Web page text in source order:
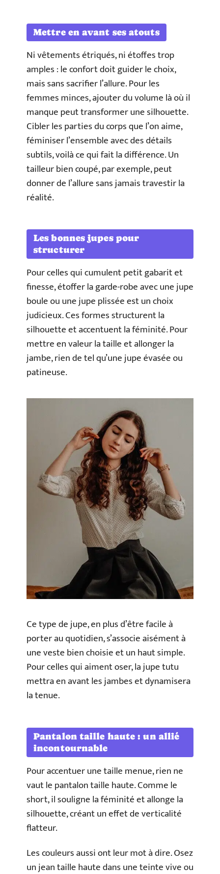
Mettre en avant ses atouts
Ni vêtements étriqués, ni étoffes trop
amples : le confort doit guider le choix,
mais sans sacrifier l’allure. Pour les
femmes minces, ajouter du volume là où il
manque peut transformer une silhouette.
Cibler les parties du corps que l’on aime,
féminiser l’ensemble avec des détails
subtils, voilà ce qui fait la différence. Un
tailleur bien coupé, par exemple, peut
donner de l’allure sans jamais travestir la
réalité.
Les bonnes jupes pour
structurer
Pour celles qui cumulent petit gabarit et
finesse, étoffer la garde-robe avec une jupe
boule ou une jupe plissée est un choix
judicieux. Ces formes structurent la
silhouette et accentuent la féminité. Pour
mettre en valeur la taille et allonger la
jambe, rien de tel qu’une jupe évasée ou
patineuse.
Ce type de jupe, en plus d’être facile à
porter au quotidien, s’associe aisément à
une veste bien choisie et un haut simple.
Pour celles qui aiment oser, la jupe tutu
mettra en avant les jambes et dynamisera
la tenue.
Pantalon taille haute : un allié
incontournable
Pour accentuer une taille menue, rien ne
vaut le pantalon taille haute. Comme le
short, il souligne la féminité et allonge la
silhouette, créant un effet de verticalité
flatteur.
Les couleurs aussi ont leur mot à dire. Osez
un jean taille haute dans une teinte vive ou